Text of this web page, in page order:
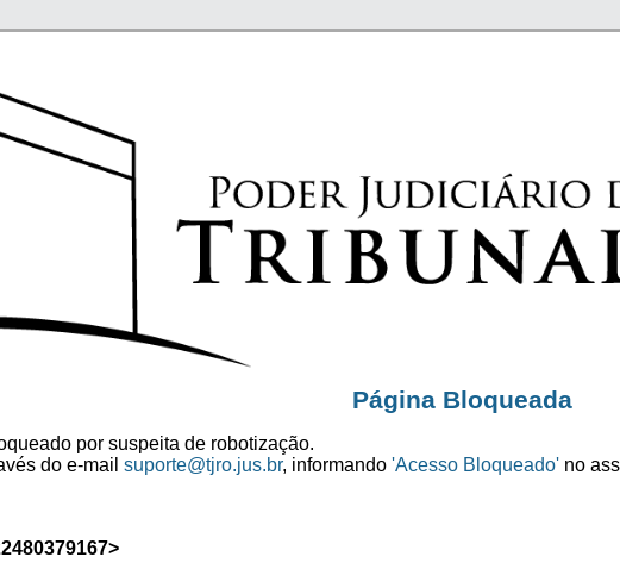
Página Bloqueada
por suspeita de robotização.
do e-mail suporte@tjro.jus.br, informando 'Acesso Bloqueado' no